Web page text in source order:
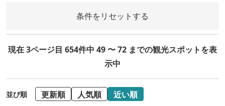
条件をリセットする
現在 3ページ目 654件中 49 〜 72 までの観光スポットを表
示中
並び順 更新順 人気順 近い順